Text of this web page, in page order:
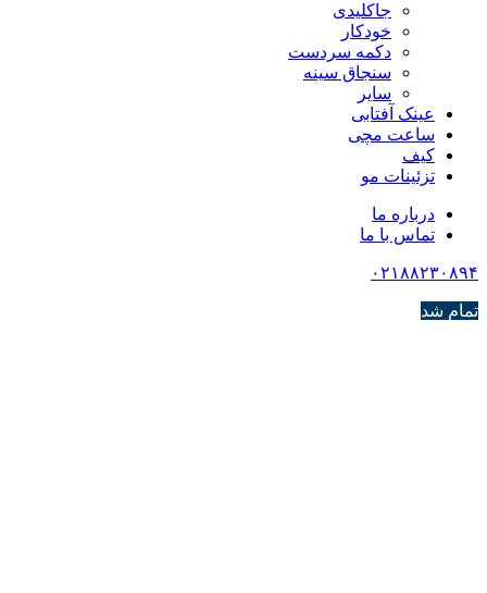
جاکلیدی
خودکار
دکمه سردست
سنجاق سینه
سایر
عینک آفتابی
ساعت مچی
کیف
تزئینات مو
درباره ما
تماس با ما
۰۲۱۸۸۲۳۰۸۹۴
تمام شد